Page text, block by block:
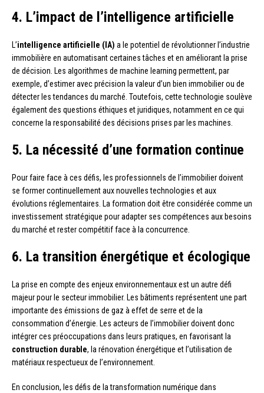
4. L’impact de l’intelligence artificielle
L’intelligence artificielle (IA) a le potentiel de révolutionner l’industrie
immobilière en automatisant certaines tâches et en améliorant la prise
de décision. Les algorithmes de machine learning permettent, par
exemple, d’estimer avec précision la valeur d’un bien immobilier ou de
détecter les tendances du marché. Toutefois, cette technologie soulève
également des questions éthiques et juridiques, notamment en ce qui
concerne la responsabilité des décisions prises par les machines.
5. La nécessité d’une formation continue
Pour faire face à ces défis, les professionnels de l’immobilier doivent
se former continuellement aux nouvelles technologies et aux
évolutions réglementaires. La formation doit être considérée comme un
investissement stratégique pour adapter ses compétences aux besoins
du marché et rester compétitif face à la concurrence.
6. La transition énergétique et écologique
La prise en compte des enjeux environnementaux est un autre défi
majeur pour le secteur immobilier. Les bâtiments représentent une part
importante des émissions de gaz à effet de serre et de la
consommation d’énergie. Les acteurs de l’immobilier doivent donc
intégrer ces préoccupations dans leurs pratiques, en favorisant la
construction durable, la rénovation énergétique et l’utilisation de
matériaux respectueux de l’environnement.
En conclusion, les défis de la transformation numérique dans